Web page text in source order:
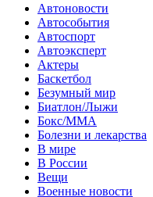
Автоновости
Автособытия
Автоспорт
Автоэксперт
Актеры
Баскетбол
Безумный мир
Биатлон/Лыжи
Бокс/MMA
Болезни и лекарства
В мире
В России
Вещи
Военные новости